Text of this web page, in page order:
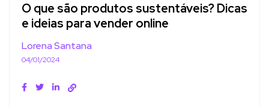
O que são produtos sustentáveis? Dicas
e ideias para vender online
Lorena Santana
04/01/2024